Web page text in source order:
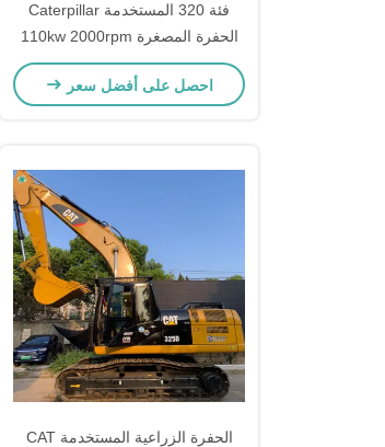
فئة 320 المستخدمة Caterpillar
الحفرة المصغرة 110kw 2000rpm
معدات الحفر
احصل على أفضل سعر
الحفرة الزراعية المستخدمة CAT